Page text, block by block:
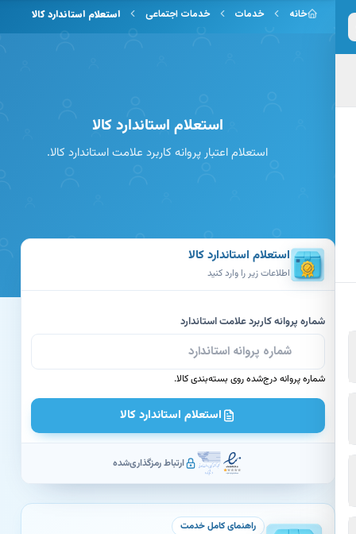
به محتوای اصلی
خانه خدمات خدمات اجتماعی استعلام استاندارد کالا
استعلام استاندارد کالا
استعلام اعتبار پروانه کاربرد علامت استاندارد کالا.
استعلام استاندارد کالا
اطلاعات زیر را وارد کنید
شماره پروانه کاربرد علامت استاندارد
شماره پروانه درج‌شده روی بسته‌بندی کالا.
استعلام استاندارد کالا
ارتباط رمزگذاری‌شده
راهنمای کامل خدمت